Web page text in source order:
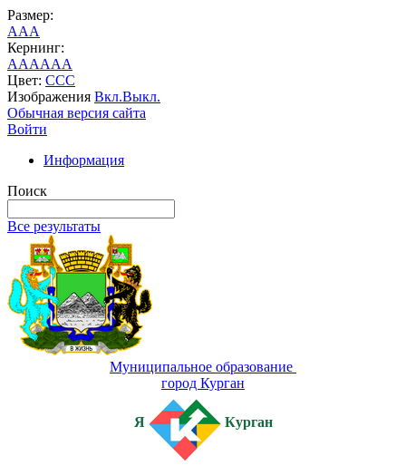
Размер:
AAA
Кернинг:
AAAAAA
Цвет: CCC
Изображения Вкл.Выкл.
Обычная версия сайта
Войти
Информация
Поиск
Все результаты
Муниципальное образование
город Курган
Я Курган